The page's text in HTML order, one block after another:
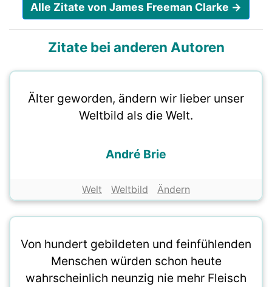
Alle Zitate von James Freeman Clarke →
Zitate bei anderen Autoren
Älter geworden, ändern wir lieber unser
Weltbild als die Welt.
André Brie
Welt Weltbild Ändern
Von hundert gebildeten und feinfühlenden
Menschen würden schon heute
wahrscheinlich neunzig nie mehr Fleisch